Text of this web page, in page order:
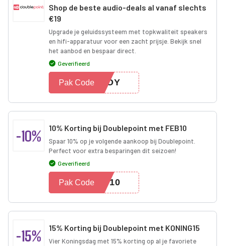
Shop de beste audio-deals al vanaf slechts
€19
Upgrade je geluidssysteem met topkwaliteit speakers
en hifi-apparatuur voor een zacht prijsje. Bekijk snel
het aanbod en bespaar direct.
Geverifieerd
TYOY
Pak Code
-10% 10% Korting bij Doublepoint met FEB10
Spaar 10% op je volgende aankoop bij Doublepoint.
Perfect voor extra besparingen dit seizoen!
Geverifieerd
EB10
Pak Code
-15% 15% Korting bij Doublepoint met KONING15
Vier Koningsdag met 15% korting op al je favoriete